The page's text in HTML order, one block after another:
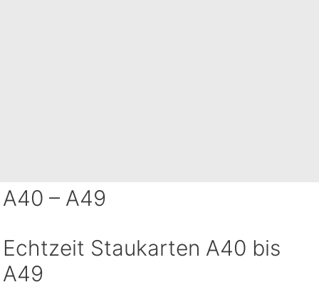
A40 – A49
Echtzeit Staukarten A40 bis
A49